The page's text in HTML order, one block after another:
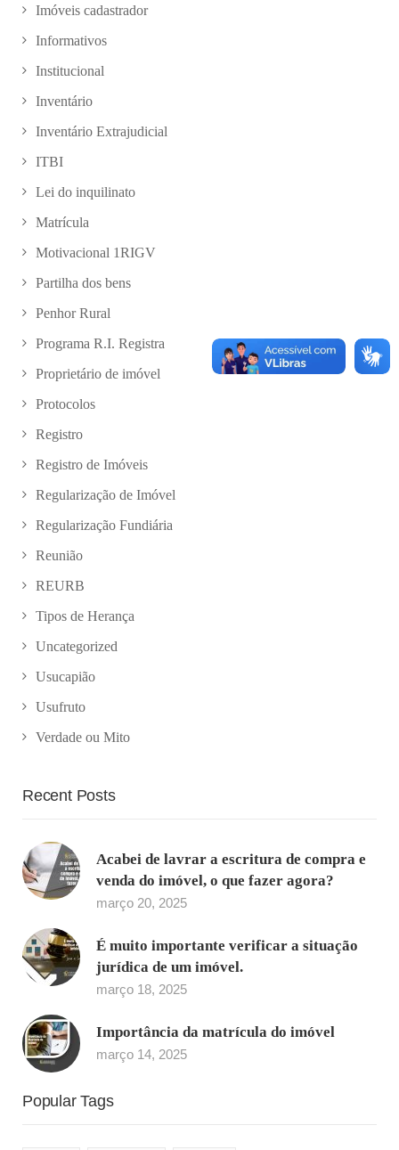
Imóveis cadastrador
Informativos
Institucional
Inventário
Inventário Extrajudicial
ITBI
Lei do inquilinato
Matrícula
Motivacional 1RIGV
Partilha dos bens
Penhor Rural
Programa R.I. Registra
Proprietário de imóvel
Protocolos
Registro
Registro de Imóveis
Regularização de Imóvel
Regularização Fundiária
Reunião
REURB
Tipos de Herança
Uncategorized
Usucapião
Usufruto
Verdade ou Mito
Recent Posts
Acabei de lavrar a escritura de compra e
venda do imóvel, o que fazer agora?
março 20, 2025
É muito importante verificar a situação
jurídica de um imóvel.
março 18, 2025
Importância da matrícula do imóvel
março 14, 2025
Popular Tags